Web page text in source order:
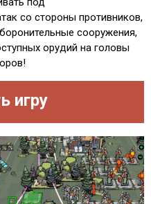
со стороны противников,
сооружения,
орудий на головы
игру